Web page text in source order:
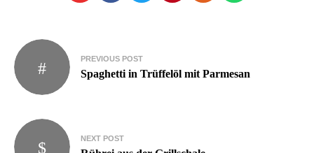
PREVIOUS POST
Spaghetti in Trüffelöl mit Parmesan
NEXT POST